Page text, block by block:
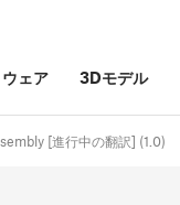
ェア 3Dモデル
[進行中の翻訳] (1.0)